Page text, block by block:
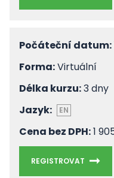
Počáteční datum:
Forma:Virtuální
Délka kurzu:3 dny
Jazyk:
EN
Cena bez DPH:1
REGISTROVAT